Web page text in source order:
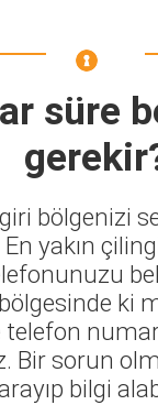
süre
bölgenizi
yakın
bölgesinde ki
Bir sorun
bilgi